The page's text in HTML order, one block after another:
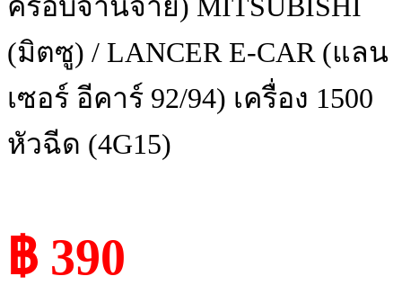
ครอบจานจ่าย) MITSUBISHI
(มิตซู) / LANCER E-CAR (แลน
เซอร์ อีคาร์ 92/94) เครื่อง 1500
หัวฉีด (4G15)
฿ 390